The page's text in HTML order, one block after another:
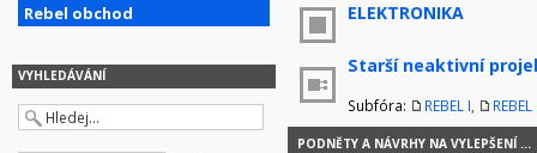
Rebel obchod
VYHLEDÁVÁNÍ
ELEKTRONIKA
Starší neaktivní
Subfóra: REBEL I REBEL
PODNĚTY A NÁVRHY NA VYLEPŠENÍ ...